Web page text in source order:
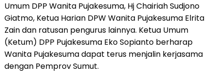
Umum DPP Wanita Pujakesuma, Hj Chairiah Sudjono
Giatmo, Ketua Harian DPW Wanita Pujakesuma Elrita
Zain dan ratusan pengurus lainnya. Ketua Umum
(Ketum) DPP Pujakesuma Eko Sopianto berharap
Wanita Pujakesuma dapat terus menjalin kerjasama
dengan Pemprov Sumut.